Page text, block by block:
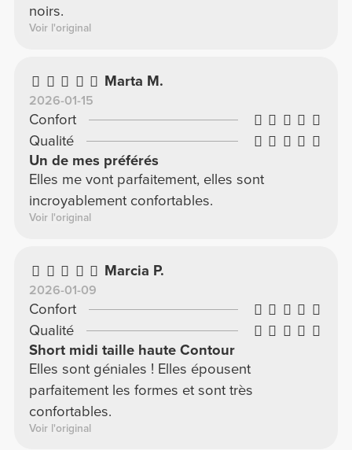
noirs.
Voir l'original
Marta M.
2026-01-15
Confort
Qualité
Un de mes préférés
Elles me vont parfaitement, elles sont
incroyablement confortables.
Voir l'original
Marcia P.
2026-01-09
Confort
Qualité
Short midi taille haute Contour
Elles sont géniales ! Elles épousent
parfaitement les formes et sont très
confortables.
Voir l'original